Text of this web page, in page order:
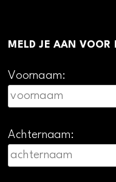
MELD JE AAN VOOR
Voornaam:
Achternaam: